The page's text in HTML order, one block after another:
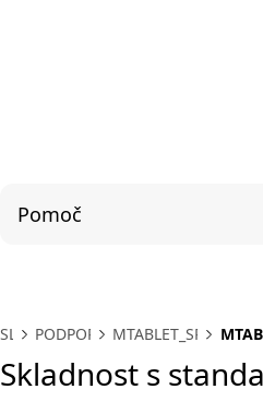
Pomoč
SL PODPORA MTABLET_SPO2
Skladnost s